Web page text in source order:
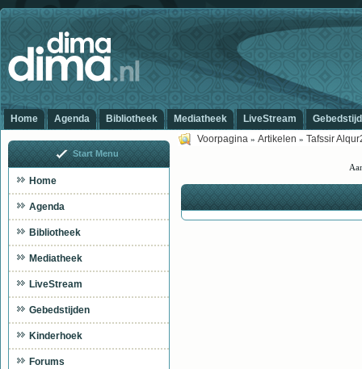
Home Agenda Bibliotheek Mediatheek LiveStream
Voorpagina » Artikelen » Tafssir
Start Menu
Home
Agenda
Bibliotheek
Mediatheek
LiveStream
Gebedstijden
Kinderhoek
Forums